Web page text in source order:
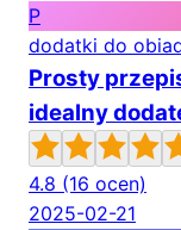
P
dodatki do
Prosty
idealny
4.8 (16 ocen)
2025-02-21